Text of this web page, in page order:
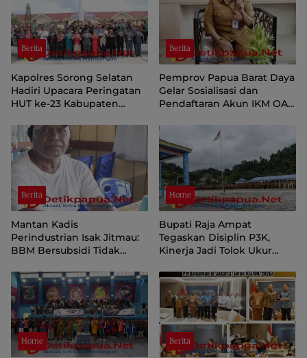
Berita
Kapolres Sorong Selatan
Hadiri Upacara Peringatan
HUT ke-23 Kabupaten
Berita
Pemprov Papua Barat Daya
Gelar Sosialisasi dan
Pendaftaran Akun IKM OAP
Berita
Mantan Kadis
Perindustrian Isak Jitmau:
BBM Bersubsidi Tidak
Distribusi Perlu Diperkuat
Home
Bupati Raja Ampat
Tegaskan Disiplin P3K,
Kinerja Jadi Tolok Ukur
Home Berita